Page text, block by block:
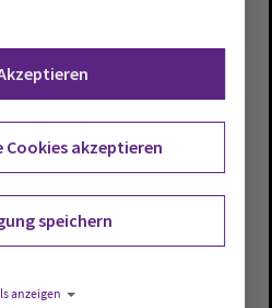
Oldenburg ein solcher
wies auf die Jüdischen
und viele Projekte zur
selbst habe Überlebende
Juden zur
habe ihre Tränen
dafür, dass die Namen
Cookies akzeptieren
speichern
anzeigen